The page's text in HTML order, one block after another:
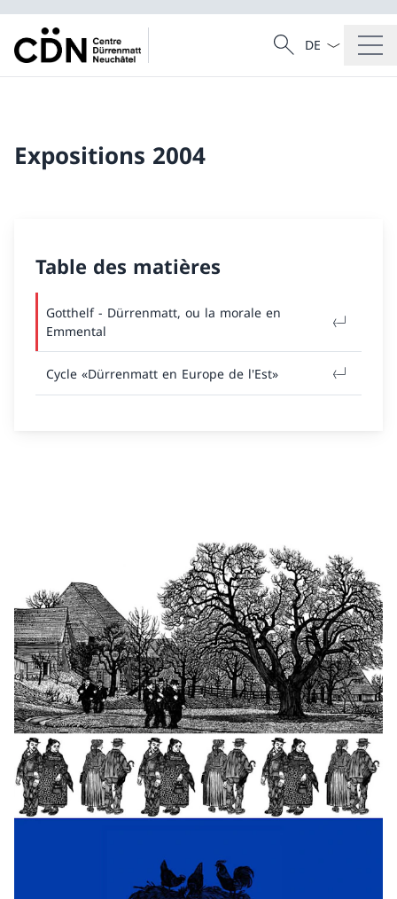
Recherche
Recherche
La langue
Expositions 2004
Table des matières
Gotthelf - Dürrenmatt, ou la morale en
Emmental
Cycle «Dürrenmatt en Europe de l'Est»